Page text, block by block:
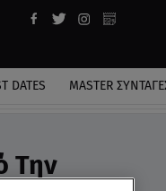
DATES MASTER
Την